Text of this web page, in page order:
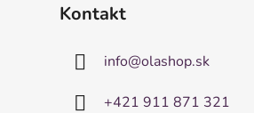
Kontakt
info@olashop.sk
+421 911 871 321